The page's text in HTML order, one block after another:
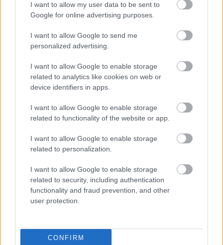
I want to allow my user data to be sent to
Google for online advertising purposes.
I want to allow Google to send me
personalized advertising.
I want to allow Google to enable storage
related to analytics like cookies on web or
device identifiers in apps.
I want to allow Google to enable storage
related to functionality of the website or app.
I want to allow Google to enable storage
related to personalization.
I want to allow Google to enable storage
related to security, including authentication
functionality and fraud prevention, and other
user protection.
CONFIRM
Felkészülési szezon 4. mérkőzés
Nya Ullevi, Göteborg
2026-08-08 17:00
Leeds United vs Manchester United 2026-08-12 20:30
AC MilanvsManchester United2026-08-15 18:00
ELŐZŐ MÉRKŐZÉSEK
Támogatás
Támogasd adományoddal
a ManUtdFanatics.hu működését!